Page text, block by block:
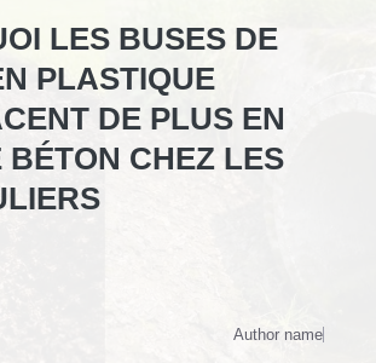
LES BUSES DE
PLASTIQUE
DE PLUS EN
BÉTON CHEZ LES
Author name